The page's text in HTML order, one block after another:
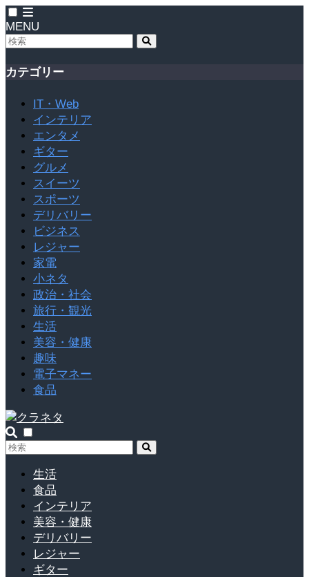
MENU
カテゴリー
IT・Web
インテリア
エンタメ
ギター
グルメ
スイーツ
スポーツ
デリバリー
ビジネス
レジャー
家電
小ネタ
政治・社会
旅行・観光
生活
美容・健康
趣味
電子マネー
食品
生活
食品
インテリア
美容・健康
デリバリー
レジャー
ギター